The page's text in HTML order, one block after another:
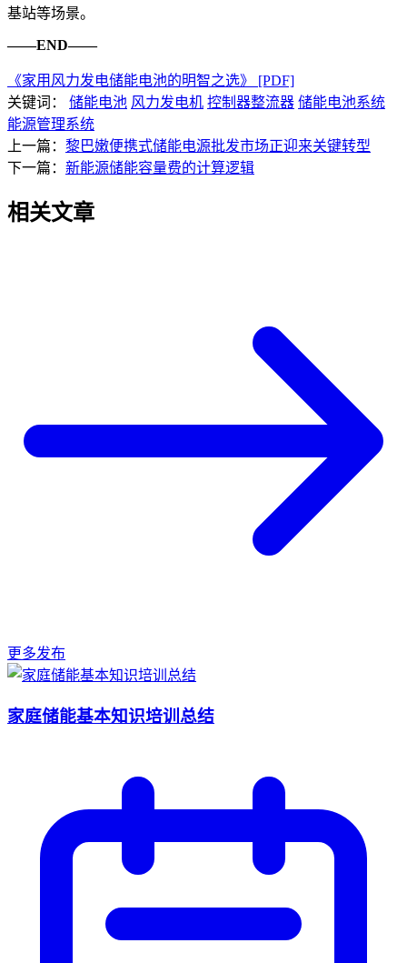
基站等场景。
——END——
《家用风力发电储能电池的明智之选》 [PDF]
关键词： 储能电池 风力发电机 控制器整流器 储能电池系统
能源管理系统
上一篇： 黎巴嫩便携式储能电源批发市场正迎来关键转型
下一篇： 新能源储能容量费的计算逻辑
相关文章
更多发布
家庭储能基本知识培训总结